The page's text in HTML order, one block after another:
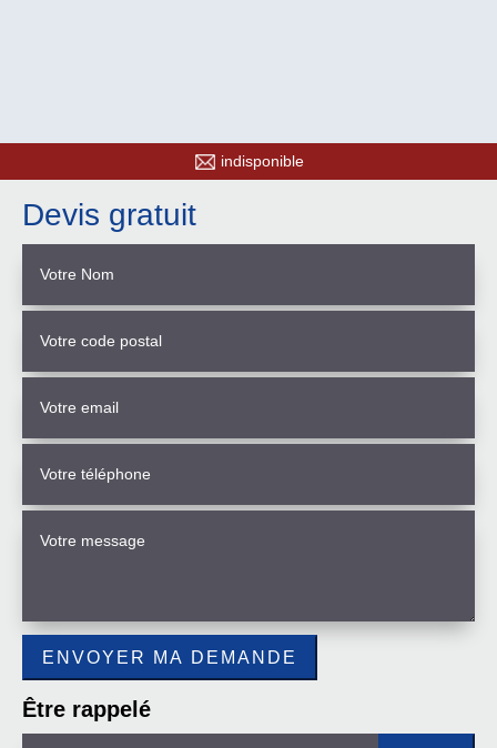
indisponible
Devis gratuit
Être rappelé